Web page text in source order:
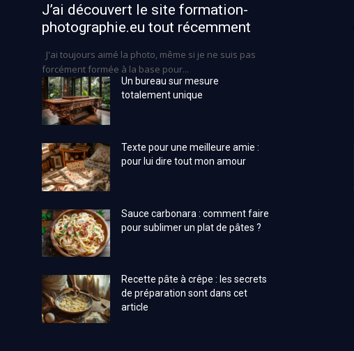
J’ai découvert le site formation-
photographie.eu tout récemment
J'ai toujours aimé la photo, même si je ne suis pas
forcément formée à la base pour...
Un bureau sur mesure
totalement unique
Texte pour une meilleure amie :
pour lui dire tout mon amour
Sauce carbonara : comment faire
pour sublimer un plat de pâtes ?
Recette pâte à crêpe : les secrets
de préparation sont dans cet
article